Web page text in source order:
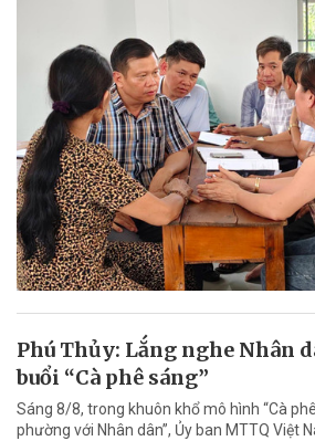
Phú Thủy: Lắng nghe Nhân
buổi “Cà phê sáng”
Sáng 8/8, trong khuôn khổ mô hình “Cà
phường với Nhân dân”, Ủy ban MTTQ Việt